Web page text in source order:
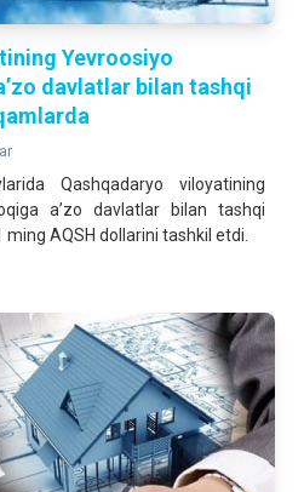
Yevroosiyo
davlatlar bilan tashqi
Qashqadaryo viloyatining
a’zo davlatlar bilan tashqi
AQSH dollarini tashkil etdi.